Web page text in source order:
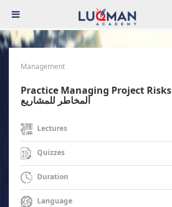
Management
Practice Managing Project Risks تطبيق إدارة
المخاطر للمشاريع
Lectures
Quizzes
Duration
Language